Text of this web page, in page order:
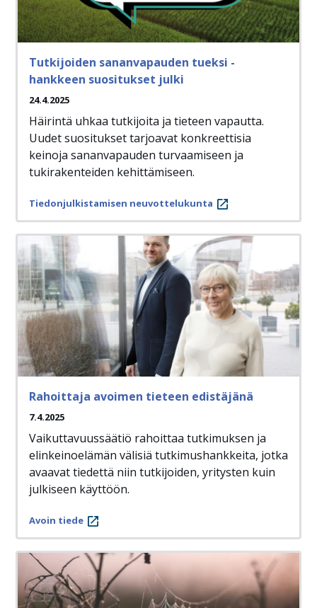
Tutkijoiden sananvapauden tueksi -
hankkeen suositukset julki
24.4.2025
Häirintä uhkaa tutkijoita ja tieteen vapautta.
Uudet suositukset tarjoavat konkreettisia
keinoja sananvapauden turvaamiseen ja
tukirakenteiden kehittämiseen.
Tiedonjulkistamisen neuvottelukunta
Rahoittaja avoimen tieteen edistäjänä
7.4.2025
Vaikuttavuussäätiö rahoittaa tutkimuksen ja
elinkeinoelämän välisiä tutkimushankkeita, jotka
avaavat tiedettä niin tutkijoiden, yritysten kuin
julkiseen käyttöön.
Avoin tiede